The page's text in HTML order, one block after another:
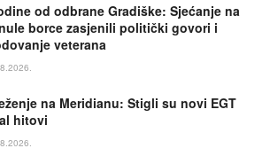
od odbrane Gradiške: Sjećanje na
borce zasjenili politički govori i
veterana
na Meridianu: Stigli su novi EGT
hitovi